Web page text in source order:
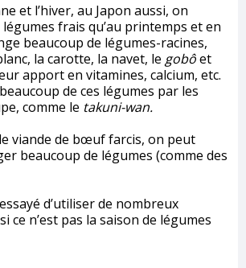
et l’hiver, au Japon aussi, on
frais qu’au printemps et en
beaucoup de légumes-racines,
la carotte, la navet, le gobôet
apport en vitamines, calcium, etc.
de ces légumes par les
comme le takuni-wan.
viande de bœuf farcis, on peut
beaucoup de légumes (comme des
d’utiliser de nombreux
ce n’est pas la saison de légumes